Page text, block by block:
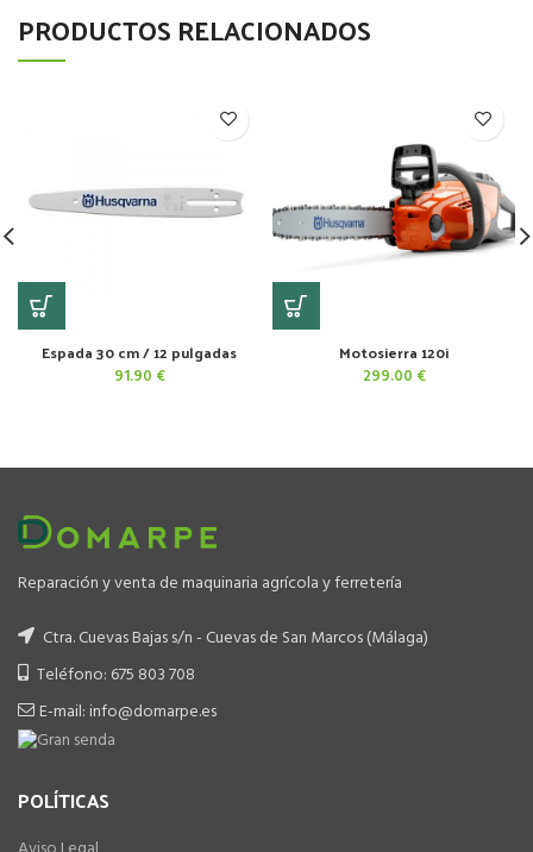
PRODUCTOS RELACIONADOS
Espada 30 cm / 12 pulgadas
91.90 €
Motosierra 120i
299.00 €
Reparación y venta de maquinaria agrícola y ferretería
Ctra. Cuevas Bajas s/n - Cuevas de San Marcos (Málaga)
Teléfono: 675 803 708
E-mail: info@domarpe.es
POLÍTICAS